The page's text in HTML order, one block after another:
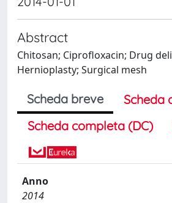
Abstract
Chitosan; Ciprofloxacin; Drug
Hernioplasty; Surgical mesh
Scheda breve
Scheda
Scheda completa (DC)
Anno
2014